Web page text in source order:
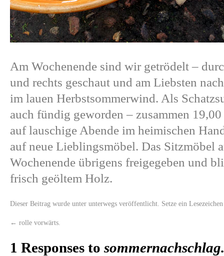
Am Wochenende sind wir getrödelt –
und rechts geschaut und am Liebsten
im lauen Herbstsommerwind. Als
auch fündig geworden – zusammen
auf lauschige Abende im heimischen
auf neue Lieblingsmöbel. Das Sitzmöbel
Wochenende übrigens freigegeben und
frisch geöltem Holz.
Dieser Beitrag wurde unter unterwegs veröffentlicht. Setze ein
← rolle vorwärts.
1 Responses to sommernachschlag.